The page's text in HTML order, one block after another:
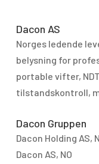
s
a
g
e
r
n
i
v
:
Dacon AS
Norges ledende
belysning for
portable vifter,
tilstandskontroll,
Dacon Gruppen
Dacon Holding AS,
Dacon AS, NO